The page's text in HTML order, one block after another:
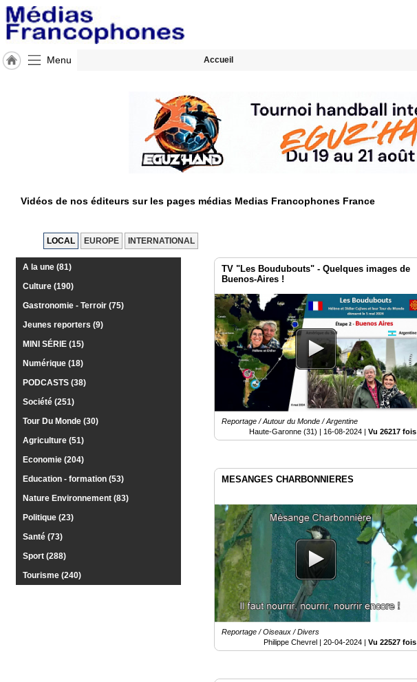
Menu Accueil
Vidéos de nos éditeurs sur les pages médias Medias Francophones France
LOCAL EUROPE INTERNATIONAL
A la une (81)
Culture (190)
Gastronomie - Terroir (75)
Jeunes reporters (9)
MINI SÉRIE (15)
Numérique (18)
PODCASTS (38)
Société (251)
Tour Du Monde (30)
Agriculture (51)
Economie (204)
Education - formation (53)
Nature Environnement (83)
Politique (23)
Santé (73)
Sport (288)
Tourisme (240)
TV "Les Boudubouts" - Quelques images de
Buenos-Aires !
Reportage / Autour du Monde / Argentine
Haute-Garonne (31) | 16-08-2024 |Vu 26217 fois
MESANGES CHARBONNIERES
Reportage / Oiseaux / Divers
Philippe Chevrel |20-04-2024 |Vu 22527 fois